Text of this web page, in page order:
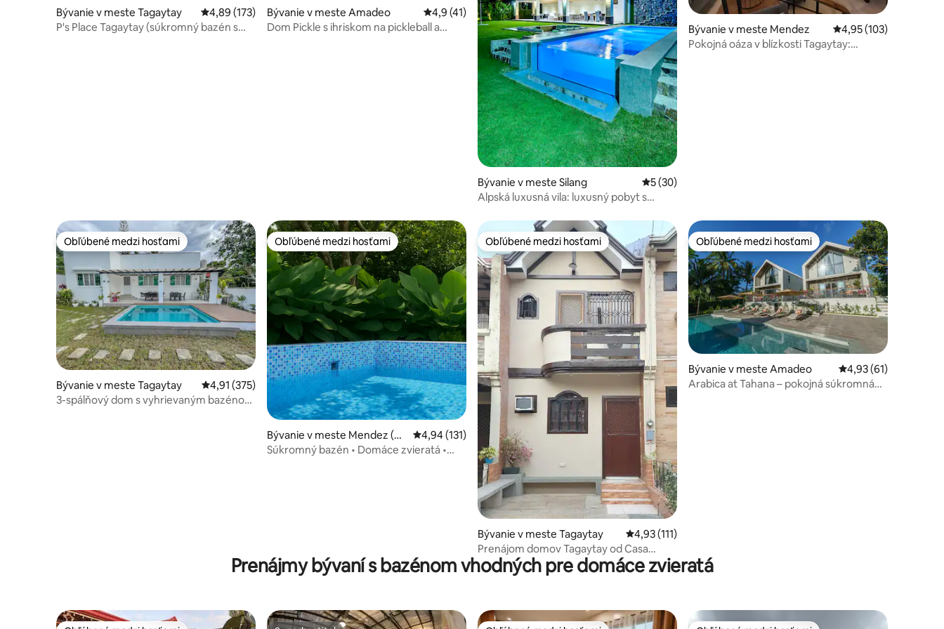
Bývanie v meste Tagaytay Priemerné ohodnotenie 4,89 z 5, počet hodnotení: 173
4,89 (173)
P's Place Tagaytay (súkromný bazén s
Bývanie v meste Amadeo Priemerné ohodnotenie 4,9 z 5, počet hodnotení: 41
4,9 (41)
Dom Pickle s ihriskom na pickleball a
Bývanie v meste Silang Priemerné ohodnotenie 5 z 5, počet hodnotení: 30
5 (30)
Alpská luxusná vila: luxusný pobyt s
Bývanie v meste Mendez Priemerné
4,95 (103)
Pokojná oáza v blízkosti Tagaytay:
Obľúbené medzi hosťami
Obľúbené medzi hosťami
Bývanie v meste Tagaytay Priemerné ohodnotenie 4,91 z 5, počet hodnotení: 375
4,91 (375)
3-spálňový dom s vyhrievaným bazénom
Obľúbené medzi hosťami
Obľúbené medzi hosťami
Bývanie v meste Mendez (M
endez-Nunez)
Priemerné ohodnotenie 4,94 z 5, počet hodnotení: 131
4,94 (131)
Súkromný bazén • Domáce zvieratá •
Obľúbené medzi hosťami
Obľúbené medzi hosťami
Bývanie v meste Tagaytay Priemerné ohodnotenie 4,93 z 5, počet hodnotení: 111
4,93 (111)
Prenájom domov Tagaytay od Casa
Yzabelle
Obľúbené medzi hosťami
Obľúbené medzi hosťami
Bývanie v meste Amadeo Priemerné
4,93 (61)
Arabica at Tahana – pokojná súkromná
Prenájmy bývaní s bazénom vhodných pre domáce zvieratá